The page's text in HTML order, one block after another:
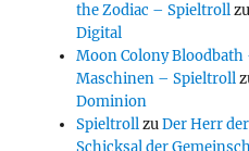
the Zodiac – Spieltrollzu
Digital
Moon Colony Bloodbath
Maschinen – Spieltroll
Dominion
SpieltrollzuDer Herr